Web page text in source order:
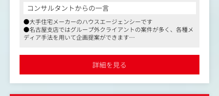
まずは先輩たちと一緒に働くことが中心になります。
丁寧な説明のもと、個人のペースに合わせて仕事を覚えて
いただきます。
＜具体的には＞
・クライアントとの打ち合わせ、要望ヒアリング
・企画、企画書作成、提案
・媒体社（テレビ、ラジオ、新聞など）との折衝
・イベント（オンライン・オフライン）の企画進行
・予算、スケジュール管理など
コンサルタントからの一言
●大手住宅メーカーのハウスエージェンシーです
●名古屋支店ではグループ外クライアントの案件が多く、各種メ
ディア手法を用いて企画提案ができます
詳細を見る